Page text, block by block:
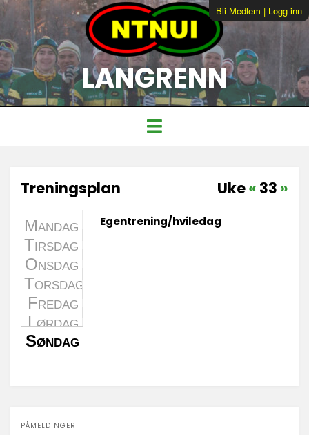
LANGRENN
Bli Medlem | Logg inn
Treningsplan Uke« 33 »
Mandag
Tirsdag
Onsdag
Torsdag
Fredag
Lørdag
Søndag
Egentrening/hviledag
PÅMELDINGER